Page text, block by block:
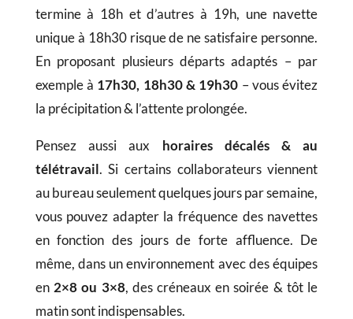
termine à 18h et d’autres à 19h, une navette
unique à 18h30 risque de ne satisfaire personne.
En proposant plusieurs départs adaptés – par
exemple à 17h30, 18h30 & 19h30 – vous évitez
la précipitation & l’attente prolongée.
Pensez aussi aux horaires décalés & au
télétravail. Si certains collaborateurs viennent
au bureau seulement quelques jours par semaine,
vous pouvez adapter la fréquence des navettes
en fonction des jours de forte affluence. De
même, dans un environnement avec des équipes
en2×8 ou 3×8, des créneaux en soirée & tôt le
matin sont indispensables.